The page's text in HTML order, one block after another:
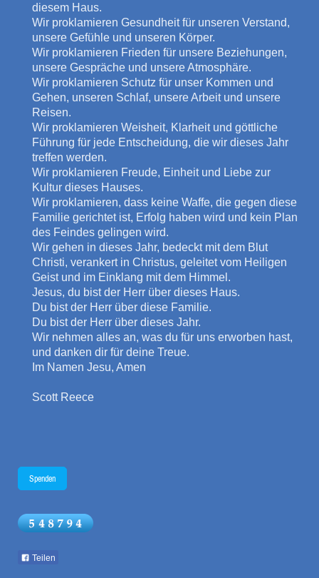
diesem Haus.
Wir proklamieren Gesundheit für unseren Verstand,
unsere Gefühle und unseren Körper.
Wir proklamieren Frieden für unsere Beziehungen,
unsere Gespräche und unsere Atmosphäre.
Wir proklamieren Schutz für unser Kommen und
Gehen, unseren Schlaf, unsere Arbeit und unsere
Reisen.
Wir proklamieren Weisheit, Klarheit und göttliche
Führung für jede Entscheidung, die wir dieses Jahr
treffen werden.
Wir proklamieren Freude, Einheit und Liebe zur
Kultur dieses Hauses.
Wir proklamieren, dass keine Waffe, die gegen diese
Familie gerichtet ist, Erfolg haben wird und kein Plan
des Feindes gelingen wird.
Wir gehen in dieses Jahr, bedeckt mit dem Blut
Christi, verankert in Christus, geleitet vom Heiligen
Geist und im Einklang mit dem Himmel.
Jesus, du bist der Herr über dieses Haus.
Du bist der Herr über diese Familie.
Du bist der Herr über dieses Jahr.
Wir nehmen alles an, was du für uns erworben hast,
und danken dir für deine Treue.
Im Namen Jesu, Amen
Scott Reece
Spenden
Teilen